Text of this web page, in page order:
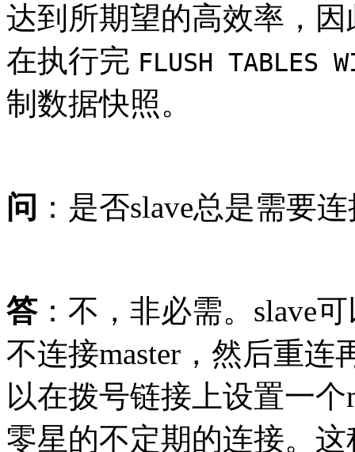
达到所期望的高效率，
在执行完 FLUSH TABLES
制数据快照。
问 ：是否slave总是需要
答：不，非必需。slave
不连接master，然后重
以在拨号链接上设置一个
零星的不定期的连接。